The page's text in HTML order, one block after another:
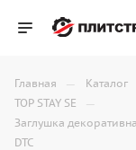
Главная — Каталог
TOP STAY SE —
Заглушка
DTC